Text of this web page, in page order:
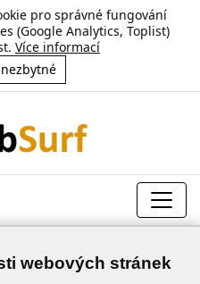
pro správné fungování
(Google Analytics, Toplist)
Více informací
webových stránek